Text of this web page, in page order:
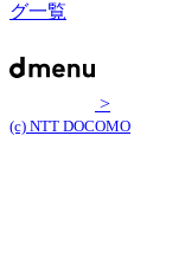
グ一覧
>
(c) NTT DOCOMO